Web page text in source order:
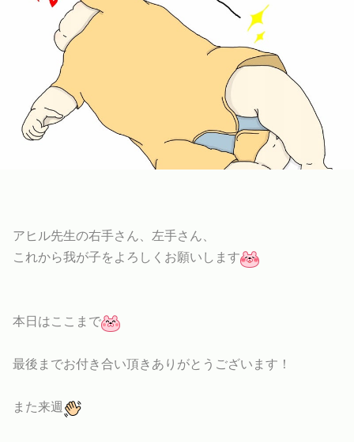
アヒル先生の右手さん、左手さん、
これから我が子をよろしくお願いします
本日はここまで
最後までお付き合い頂きありがとうございます！
また来週